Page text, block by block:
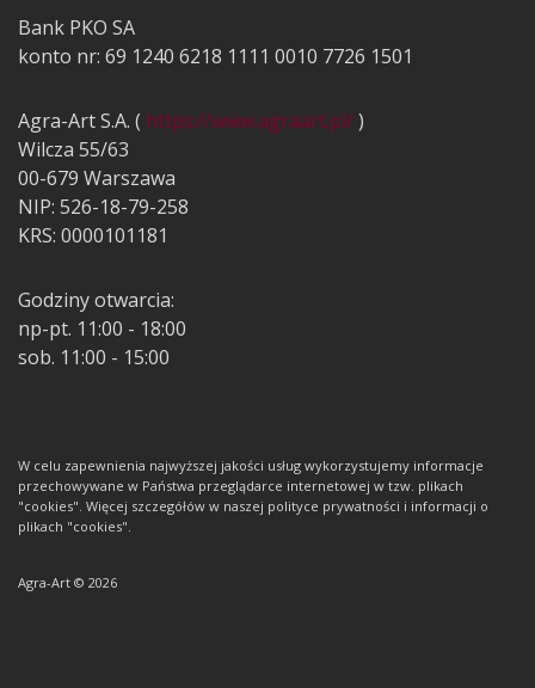
Bank PKO SA
konto nr: 69 1240 6218 1111 0010 7726 1501
Agra-Art S.A. ( https://www.agraart.pl/)
Wilcza 55/63
00-679 Warszawa
NIP: 526-18-79-258
KRS: 0000101181
Godziny otwarcia:
np-pt. 11:00 - 18:00
sob. 11:00 - 15:00
W celu zapewnienia najwyższej jakości usług wykorzystujemy informacje
przechowywane w Państwa przeglądarce internetowej w tzw. plikach
"cookies". Więcej szczegółów w naszej polityce prywatności i informacji o
plikach "cookies".
Agra-Art © 2026